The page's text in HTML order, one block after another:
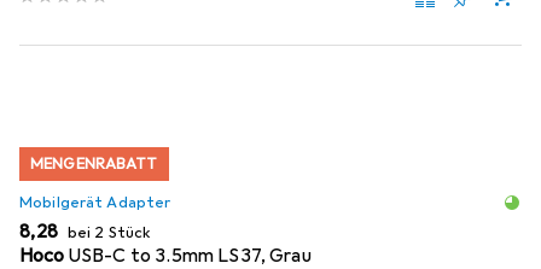
MENGENRABATT
Mobilgerät Adapter
EUR
8,28 bei 2 Stück
Hoco USB-C to 3.5mm LS37, Grau